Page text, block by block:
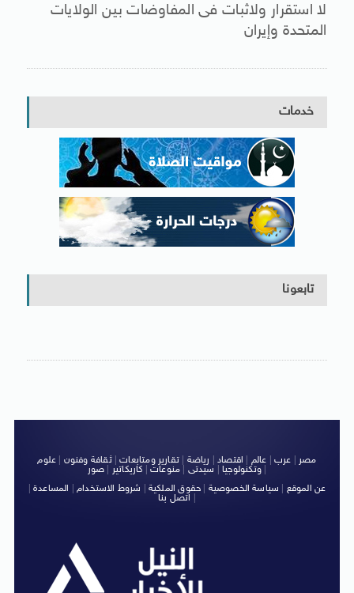
لا استقرار ولاثبات فى المفاوضات بين الولايات
المتحدة وإيران
خدمات
تابعونا
مصر عرب عالم اقتصاد رياضة |تقارير ومتابعات|ثقافة وفنون
علوم
وتكنولوجيا| سيدتى منوعات كاريكاتير صور
|
عن الموقع
سياسة الخصوصية حقوق الملكية شروط الاستخدام| المساعدة|
اتصل بنا